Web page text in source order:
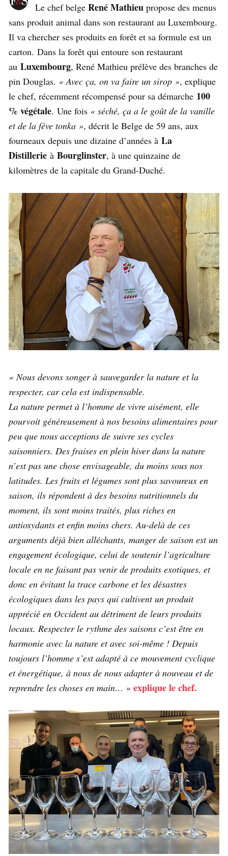
Le chef belge René Mathieu propose des menus
sans produit animal dans son restaurant au Luxembourg.
Il va chercher ses produits en forêt et sa formule est un
carton. Dans la forêt qui entoure son restaurant
au Luxembourg, René Mathieu prélève des branches de
pin Douglas. « Avec ça, on va faire un sirop », explique
le chef, récemment récompensé pour sa démarche 100
% végétale. Une fois « séché, ça a le goût de la vanille
et de la fève tonka », décrit le Belge de 59 ans, aux
fourneaux depuis une dizaine d’années à La
Distillerie à Bourglinster, à une quinzaine de
kilomètres de la capitale du Grand-Duché.
« Nous devons songer à sauvegarder la nature et la
respecter, car cela est indispensable.
La nature permet à l’homme de vivre aisément, elle
pourvoit généreusement à nos besoins alimentaires pour
peu que nous acceptions de suivre ses cycles
saisonniers. Des fraises en plein hiver dans la nature
n’est pas une chose envisageable, du moins sous nos
latitudes. Les fruits et légumes sont plus savoureux en
saison, ils répondent à des besoins nutritionnels du
moment, ils sont moins traités, plus riches en
antioxydants et enfin moins chers. Au-delà de ces
arguments déjà bien alléchants, manger de saison est un
engagement écologique, celui de soutenir l’agriculture
locale en ne faisant pas venir de produits exotiques, et
donc en évitant la trace carbone et les désastres
écologiques dans les pays qui cultivent un produit
apprécié en Occident au détriment de leurs produits
locaux. Respecter le rythme des saisons c’est être en
harmonie avec la nature et avec soi-même ! Depuis
toujours l’homme s’est adapté à ce mouvement cyclique
et énergétique, à nous de nous adapter à nouveau et de
reprendre les choses en main… » explique le chef.